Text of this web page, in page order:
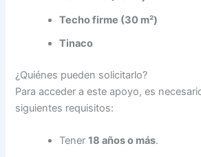
Techo firme (30 m²)
Tinaco
¿Quiénes pueden solicitarlo?
Para acceder a este apoyo, es
siguientes requisitos:
Tener18 años o más.